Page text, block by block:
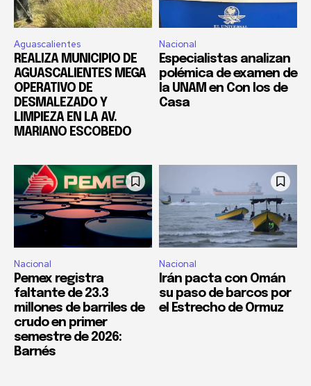
Aguascalientes
REALIZA MUNICIPIO DE
AGUASCALIENTES MEGA
OPERATIVO DE
DESMALEZADO Y
LIMPIEZA EN LA AV.
MARIANO ESCOBEDO
Nacional
Especialistas analizan
polémica de examen de
la UNAM en Con los de
Casa
Nacional
Pemex registra
faltante de 23.3
millones de barriles de
crudo en primer
semestre de 2026:
Barnés
Nacional
Irán pacta con Omán
su paso de barcos por
el Estrecho de Ormuz